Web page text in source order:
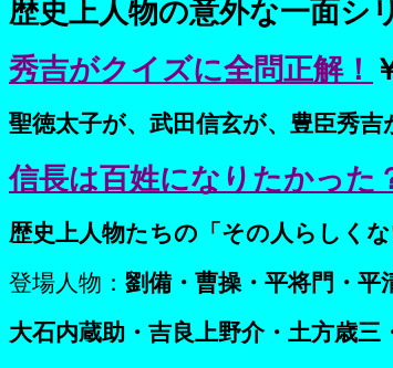
歴史上人物の意外な一面シ
秀吉がクイズに全問正解！
聖徳太子が、武田信玄が、豊臣秀
信長は百姓になりたかった
歴史上人物たちの「その人らしくな
登場人物： 劉備・曹操・平将門・平
大石内蔵助・吉良上野介・土方歳三